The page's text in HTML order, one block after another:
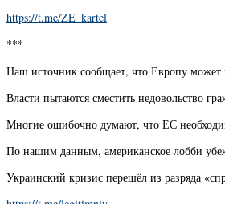
https://t.me/ZE_kartel
***
Наш источник сообщает, что Европу может
Власти пытаются сместить недовольство
Многие ошибочно думают, что ЕС
По нашим данным, американское лобби
Украинский кризис перешёл из разряда